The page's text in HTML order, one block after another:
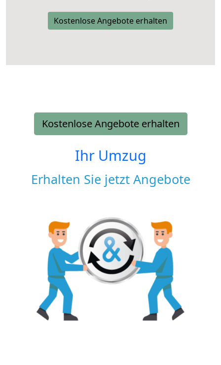
Kostenlose Angebote erhalten
Kostenlose Angebote erhalten
Ihr Umzug
Erhalten Sie jetzt Angebote